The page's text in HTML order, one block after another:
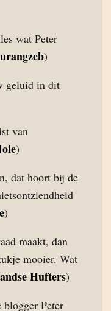
wat Peter
)
geluid in dit
van
)
dat hoort bij de
)
maakt, dan
mooier. Wat
Hufters)
Peter